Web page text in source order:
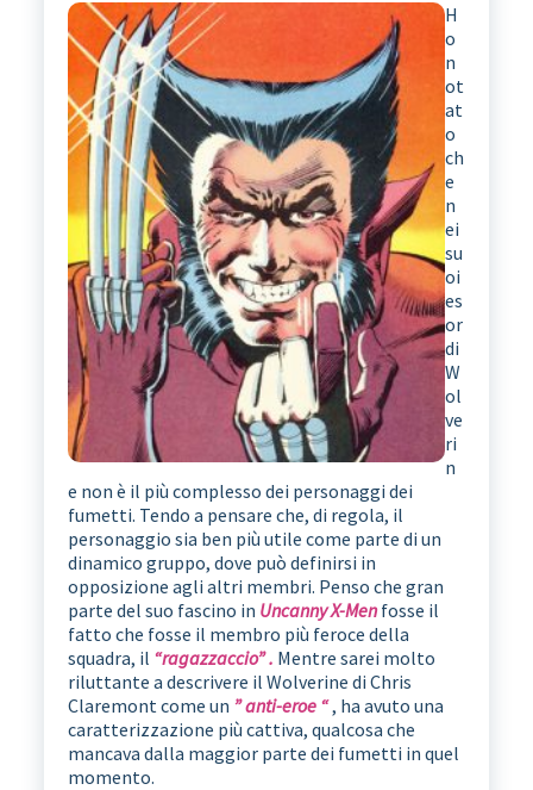
H
o
n
ot
at
o
ch
e
n
ei
su
oi
es
or
di
W
ol
ve
ri
n
e non è il più complesso dei personaggi dei
fumetti. Tendo a pensare che, di regola, il
personaggio sia ben più utile come parte di un
dinamico gruppo, dove può definirsi in
opposizione agli altri membri. Penso che gran
parte del suo fascino in Uncanny X-Menfosse il
fatto che fosse il membro più feroce della
squadra, il “ragazzaccio”. Mentre sarei molto
riluttante a descrivere il Wolverine di Chris
Claremont come un ” anti-eroe “, ha avuto una
caratterizzazione più cattiva, qualcosa che
mancava dalla maggior parte dei fumetti in quel
momento.